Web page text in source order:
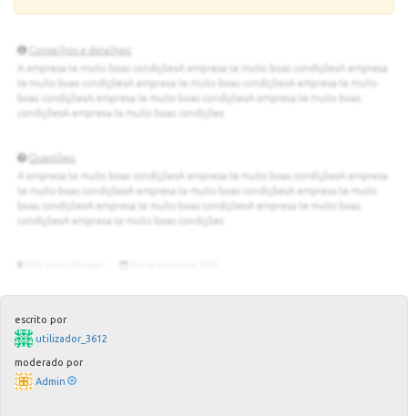
escrito por
utilizador_3612
moderado por
Admin